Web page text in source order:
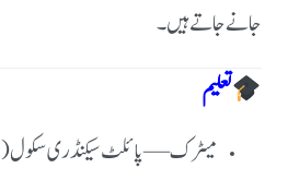
جانے جاتے ہیں۔
تعلیم
میٹرک — پائلٹ سیکنڈری سکول (1979)